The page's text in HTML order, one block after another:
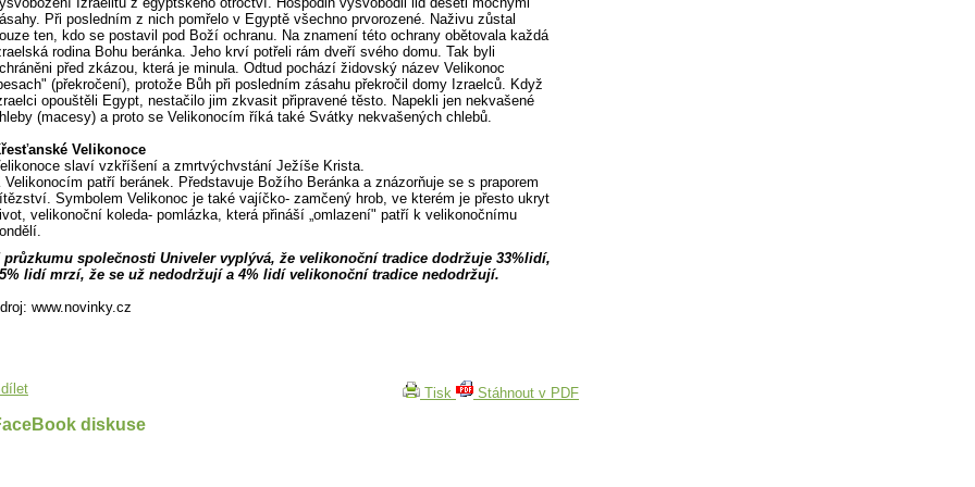
Při posledním z nich pomřelo v Egyptě všechno prvorozené. Naživu zůstal
ten, kdo se postavil pod Boží ochranu. Na znamení této ochrany obětovala každá
rodina Bohu beránka. Jeho krví potřeli rám dveří svého domu. Tak byli
před zkázou, která je minula. Odtud pochází židovský název Velikonoc
(překročení), protože Bůh při posledním zásahu překročil domy Izraelců. Když
opouštěli Egypt, nestačilo jim zkvasit připravené těsto. Napekli jen nekvašené
(macesy) a proto se Velikonocím říká také Svátky nekvašených chlebů.
Velikonoce
slaví vzkříšení a zmrtvýchvstání Ježíše Krista.
Velikonocím patří beránek. Představuje Božího Beránka a znázorňuje se s praporem
Symbolem Velikonoc je také vajíčko- zamčený hrob, ve kterém je přesto ukryt
velikonoční koleda- pomlázka, která přináší „omlazení" patří k velikonočnímu
průzkumu společnosti Univeler vyplývá, že velikonoční tradice dodržuje 33%lidí,
lidí mrzí, že se už nedodržují a 4% lidí velikonoční tradice nedodržují.
www.novinky.cz
Tisk Stáhnout v PDF
diskuse